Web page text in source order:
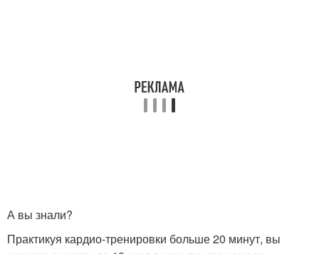
А вы знали?
Практикуя кардио-тренировки больше 20 минут, вы